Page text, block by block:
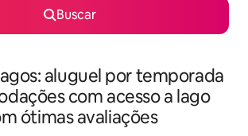
Buscar
aluguel por temporada
com acesso a lago
ótimas avaliações